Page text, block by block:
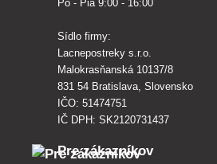
Po - Pia 9:00 - 16:00
Sídlo firmy:
Lacnepostreky s.r.o.
Malokrasňanská 10137/8
831 54 Bratislava, Slovensko
IČO: 51474751
IČ DPH: SK2120731437
Pre zákazníkov